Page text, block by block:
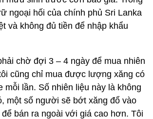
ngoại hối của chính phủ Sri Lanka
và không đủ tiền để nhập khẩu
chờ đợi 3 – 4 ngày để mua nhiên
cũng chỉ mua được lượng xăng có
mỗi lần. Số nhiên liệu này là không
một số người sẽ bớt xăng đổ vào
bán ra ngoài với giá cao hơn. Tôi